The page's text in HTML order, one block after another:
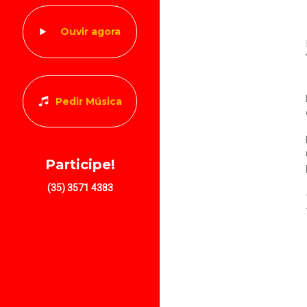
Ouvir agora
Pedir Música
Participe!
(35) 3571 4383